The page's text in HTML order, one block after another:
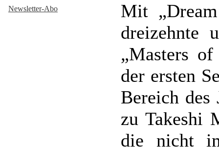
Newsletter-Abo
Mit
dreizehnte
„Masters
der ersten
Bereich des
zu Takeshi
die nicht